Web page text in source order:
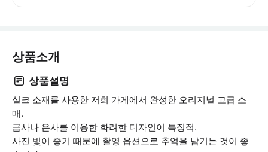
상품소개
상품설명
실크 소재를 사용한 저희 가게에서 완성한 오리지널 고급 소
매.
금사나 은사를 이용한 화려한 디자인이 특징적.
사진 빛이 좋기 때문에 촬영 옵션으로 추억을 남기는 것이 좋